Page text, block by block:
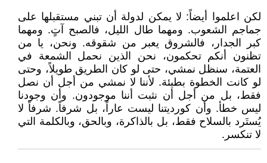
لكن اعلموا أيضاً: لا يمكن لدولة أن تبني مستقبلها على
جماجم الشعوب. ومهما طال الليل، فالصبح آتٍ. ومهما
كبر الجدار، فالشروق يعبر من شقوقه. ونحن، يا من
تظنون أنكم تحكمون، نحن الذين نحمل الشمعة في
العتمة، سنظل نمشي، حتى لو كان الطريق طويلاً، وحتى
لو كانت الخطوة بطيئة. لأننا لا نمشي من أجل أن نصل
فقط، بل من أجل أن نثبت أننا موجودون. وأن وجودنا
ليس خطأ. وأن كورديتنا ليست عاراً، بل شرفاً. شرفاً لا
يُستَرد بالسلاح فقط، بل بالذاكرة، وبالحق، وبالكلمة التي
لا تنكسر.